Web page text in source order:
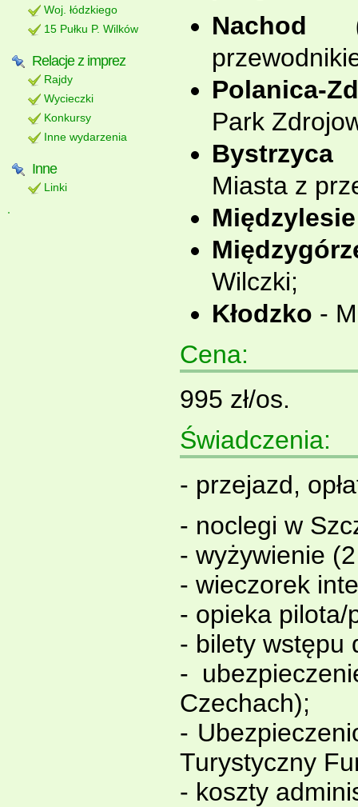
Woj. łódzkiego
15 Pułku P. Wilków
Relacje z imprez
Rajdy
Wycieczki
Konkursy
Inne wydarzenia
Inne
Linki
Nachod
Polanica-
Park
Bystrzyca
Miasta z
Międzylesie
Wilczki;
Kłodzko -
Cena:
995 zł/os.
Świadczenia:
- przejazd,
- noclegi w
- wyżywienie
- wieczorek
- opieka pilota/
- bilety wstępu
-
Czechach);
-
Turystyczny
- koszty